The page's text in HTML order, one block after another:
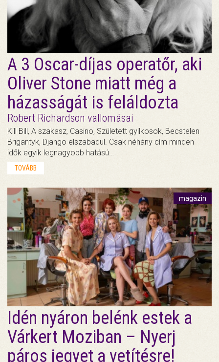
A 3 Oscar-díjas operatőr, aki
Oliver Stone miatt még a
házasságát is feláldozta
Robert Richardson vallomásai
Kill Bill, A szakasz, Casino, Született gyilkosok, Becstelen
Brigantyk, Django elszabadul. Csak néhány cím minden
idők egyik legnagyobb hatású…
TOVÁBB
magazin
Idén nyáron belénk estek a
Várkert Moziban – Nyerj
páros jegyet a vetítésre!